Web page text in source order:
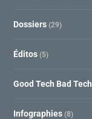
Dossiers (29)
Éditos (5)
Good Tech Bad Tech
Infographies (8)